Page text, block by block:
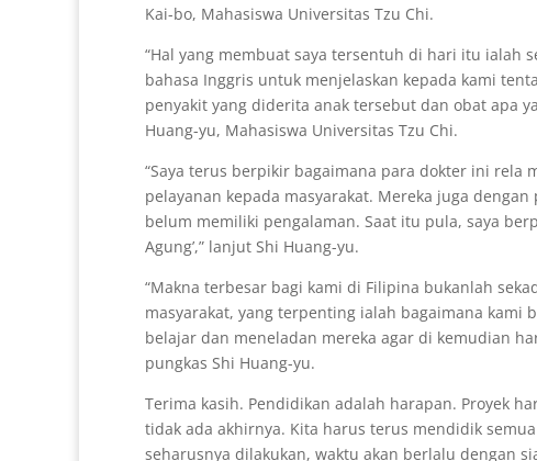
Kai-bo, Mahasiswa Universitas Tzu Chi.
“Hal yang membuat saya tersentuh di hari itu ialah
bahasa Inggris untuk menjelaskan kepada kami
penyakit yang diderita anak tersebut dan obat apa
Huang-yu, Mahasiswa Universitas Tzu Chi.
“Saya terus berpikir bagaimana para dokter ini
pelayanan kepada masyarakat. Mereka juga
belum memiliki pengalaman. Saat itu pula, saya
Agung’,” lanjut Shi Huang-yu.
“Makna terbesar bagi kami di Filipina bukanlah
masyarakat, yang terpenting ialah bagaimana
belajar dan meneladan mereka agar di kemudian
pungkas Shi Huang-yu.
Terima kasih. Pendidikan adalah harapan. Proyek
tidak ada akhirnya. Kita harus terus mendidik
seharusnya dilakukan, waktu akan berlalu dengan